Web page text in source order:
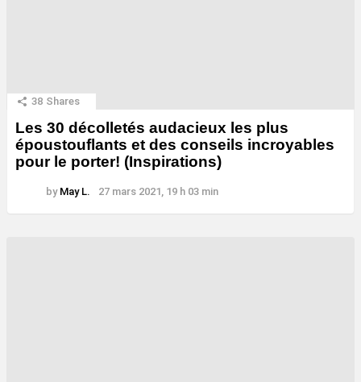
38 Shares
Les 30 décolletés audacieux les plus
époustouflants et des conseils incroyables
pour le porter! (Inspirations)
by May L. 27 mars 2021, 19 h 03 min